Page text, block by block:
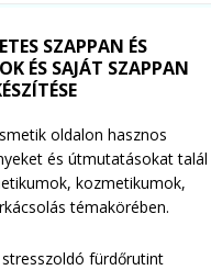
SZAPPAN ÉS
ÉS SAJÁT SZAPPAN
oldalon hasznos
és útmutatásokat talál
kozmetikumok,
témakörében.
fürdőrutint